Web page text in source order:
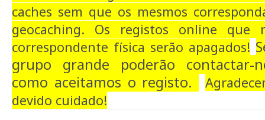
caches sem que os mesmos
geocaching. Os registos online que
correspondente física serão apagados!
grupo grande poderão contactar-
como aceitamos o registo.
devido cuidado!